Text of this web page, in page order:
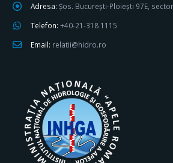
Adresa: Șos. București-Ploiești 97E,
Telefon: +40-21-318 1115
Email: relatii@hidro.ro